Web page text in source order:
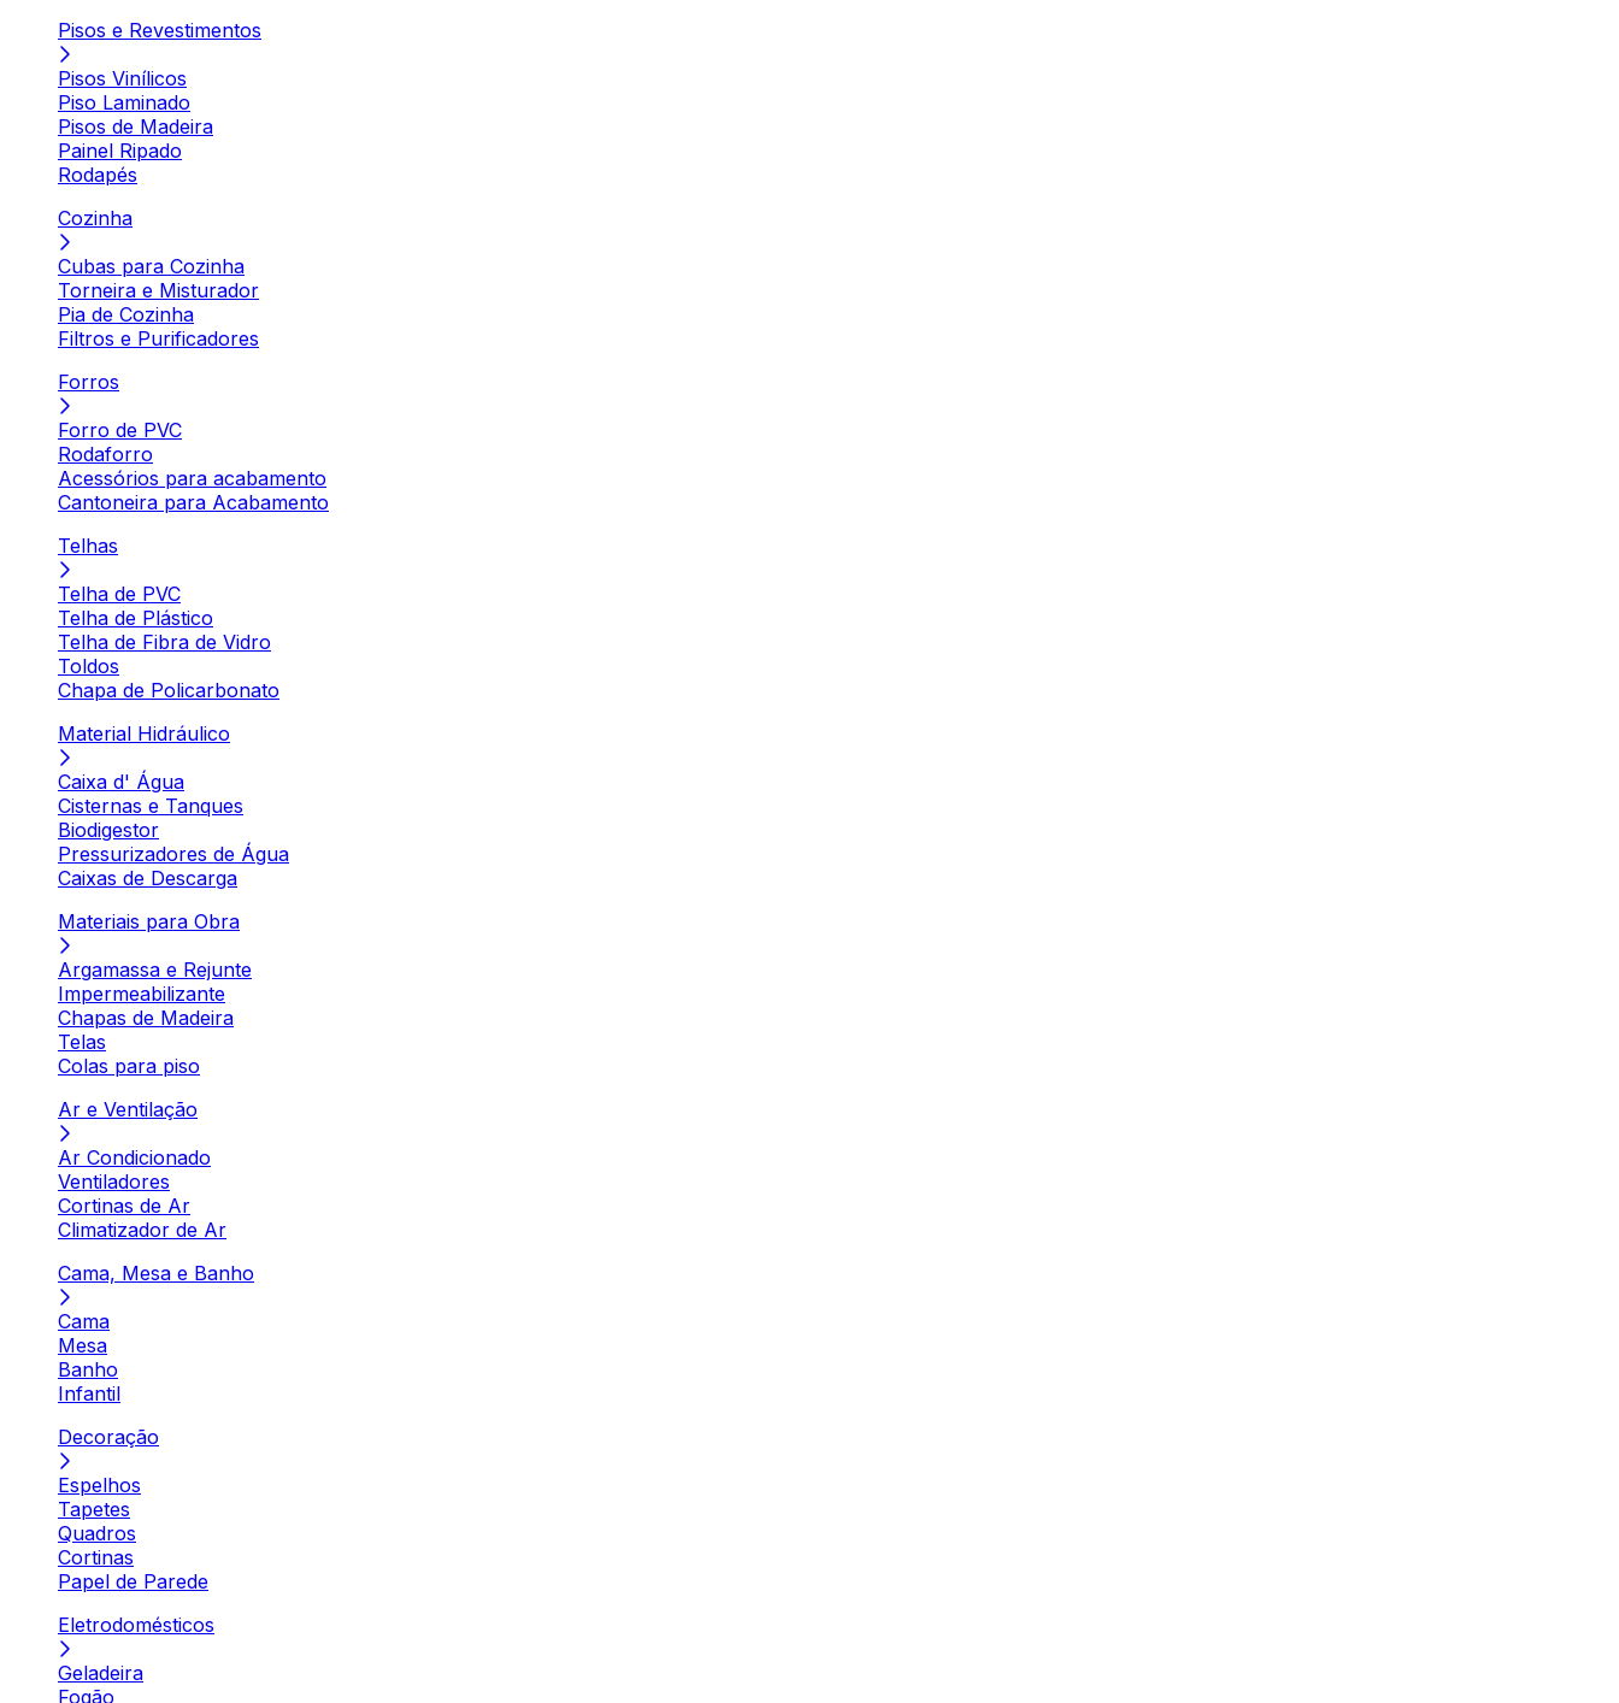
Pisos e Revestimentos
Pisos Vinílicos
Piso Laminado
Pisos de Madeira
Painel Ripado
Rodapés
Cozinha
Cubas para Cozinha
Torneira e Misturador
Pia de Cozinha
Filtros e Purificadores
Forros
Forro de PVC
Rodaforro
Acessórios para acabamento
Cantoneira para Acabamento
Telhas
Telha de PVC
Telha de Plástico
Telha de Fibra de Vidro
Toldos
Chapa de Policarbonato
Material Hidráulico
Caixa d' Água
Cisternas e Tanques
Biodigestor
Pressurizadores de Água
Caixas de Descarga
Materiais para Obra
Argamassa e Rejunte
Impermeabilizante
Chapas de Madeira
Telas
Colas para piso
Ar e Ventilação
Ar Condicionado
Ventiladores
Cortinas de Ar
Climatizador de Ar
Cama, Mesa e Banho
Cama
Mesa
Banho
Infantil
Decoração
Espelhos
Tapetes
Quadros
Cortinas
Papel de Parede
Eletrodomésticos
Geladeira
Fogão